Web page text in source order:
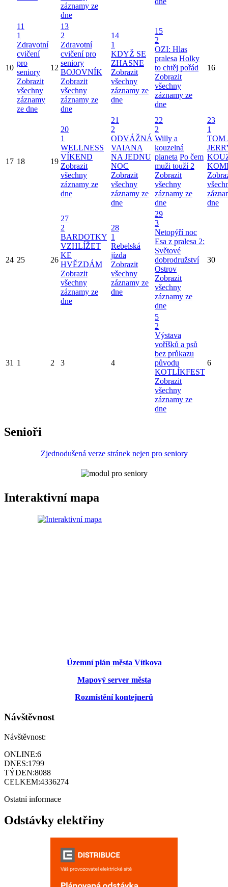
záznamy ze
dne
10
11
1
Zdravotní
cvičení
pro
seniory
Zobrazit
všechny
záznamy
ze dne
12
13
2
Zdravotní
cvičení pro
seniory
BOJOVNÍK
Zobrazit
všechny
záznamy ze
dne
14
1
KDYŽ SE
ZHASNE
Zobrazit
všechny
záznamy ze
dne
15
2
OZI: Hlas
pralesa Holky
to chtěj pořád
Zobrazit
všechny
záznamy ze
dne
16
17 18 19
20
1
WELLNESS
VÍKEND
Zobrazit
všechny
záznamy ze
dne
21
2
ODVÁŽNÁ
VAIANA
NA JEDNU
NOC
Zobrazit
všechny
záznamy ze
dne
22
2
Willy a
kouzelná
planeta Po čem
muži touží 2
Zobrazit
všechny
záznamy ze
dne
23
1
TOM
dne
24 25 26
27
2
BARDOTKY
VZHLÍŽET
KE
HVĚZDÁM
Zobrazit
všechny
záznamy ze
dne
28
1
Rebelská
jízda
Zobrazit
všechny
záznamy ze
dne
29
3
Netopýří noc
Esa z pralesa 2:
Světové
dobrodružství
Ostrov
Zobrazit
všechny
záznamy ze
dne
30
31 1 2 3 4
5
2
Výstava
voříšků a psů
bez průkazu
původu
KOTLÍKFEST
Zobrazit
všechny
záznamy ze
dne
6
Senioři
Zjednodušená verze stránek nejen pro seniory
Interaktivní mapa
Územní plán města Vítkova
Mapový server města
Rozmístění kontejnerů
Návštěvnost
Návštěvnost:
ONLINE:6
DNES:1799
TÝDEN:8088
CELKEM:4336274
Ostatní informace
Odstávky elektřiny